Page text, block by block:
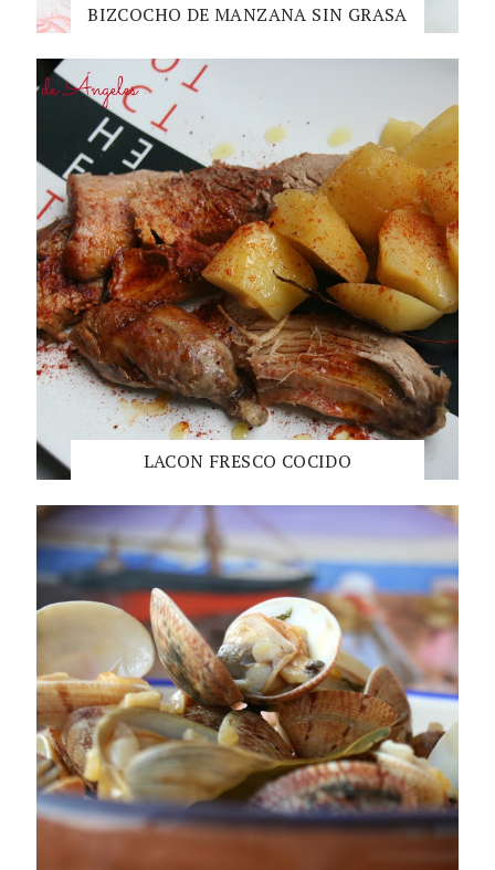
BIZCOCHO DE MANZANA SIN GRASA
LACON FRESCO COCIDO